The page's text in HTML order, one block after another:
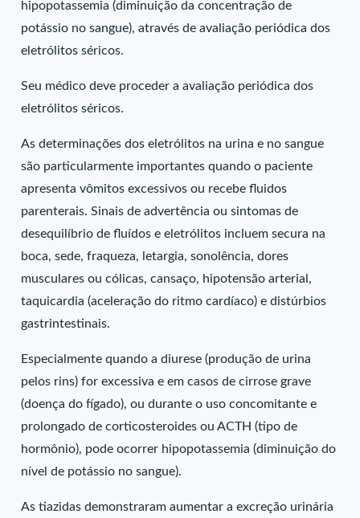
hipopotassemia (diminuição da concentração de
potássio no sangue), através de avaliação periódica dos
eletrólitos séricos.
Seu médico deve proceder a avaliação periódica dos
eletrólitos séricos.
As determinações dos eletrólitos na urina e no sangue
são particularmente importantes quando o paciente
apresenta vômitos excessivos ou recebe fluidos
parenterais. Sinais de advertência ou sintomas de
desequilíbrio de fluídos e eletrólitos incluem secura na
boca, sede, fraqueza, letargia, sonolência, dores
musculares ou cólicas, cansaço, hipotensão arterial,
taquicardia (aceleração do ritmo cardíaco) e distúrbios
gastrintestinais.
Especialmente quando a diurese (produção de urina
pelos rins) for excessiva e em casos de cirrose grave
(doença do fígado), ou durante o uso concomitante e
prolongado de corticosteroides ou ACTH (tipo de
hormônio), pode ocorrer hipopotassemia (diminuição do
nível de potássio no sangue).
As tiazidas demonstraram aumentar a excreção urinária